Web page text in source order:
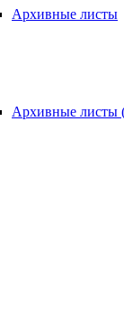
Архивные листы
Архивные листы